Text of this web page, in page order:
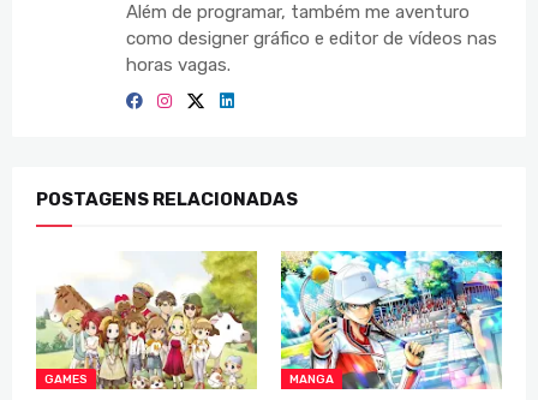
Além de programar, também me aventuro
como designer gráfico e editor de vídeos nas
horas vagas.
POSTAGENS RELACIONADAS
GAMES MANGA